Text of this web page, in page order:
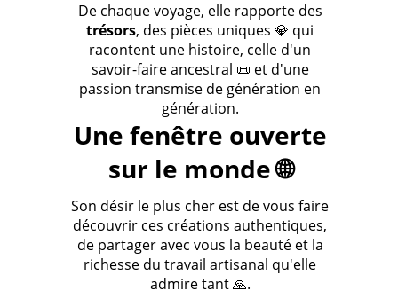
De chaque voyage, elle rapporte des
trésors, des pièces uniques 💎 qui
racontent une histoire, celle d'un
savoir-faire ancestral 📜 et d'une
passion transmise de génération en
génération.
Une fenêtre ouverte
sur le monde 🌐
Son désir le plus cher est de vous faire
découvrir ces créations authentiques,
de partager avec vous la beauté et la
richesse du travail artisanal qu'elle
admire tant 🙏.